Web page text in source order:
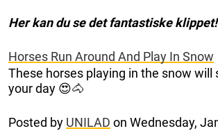
Her kan du se det fantastiske klippet!
Horses Run Around And Play In Snow
These horses playing in the snow will
your day 😍🐴
Posted by UNILAD on Wednesday,